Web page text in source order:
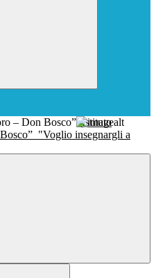
Istituto
"Voglio insegnargli a